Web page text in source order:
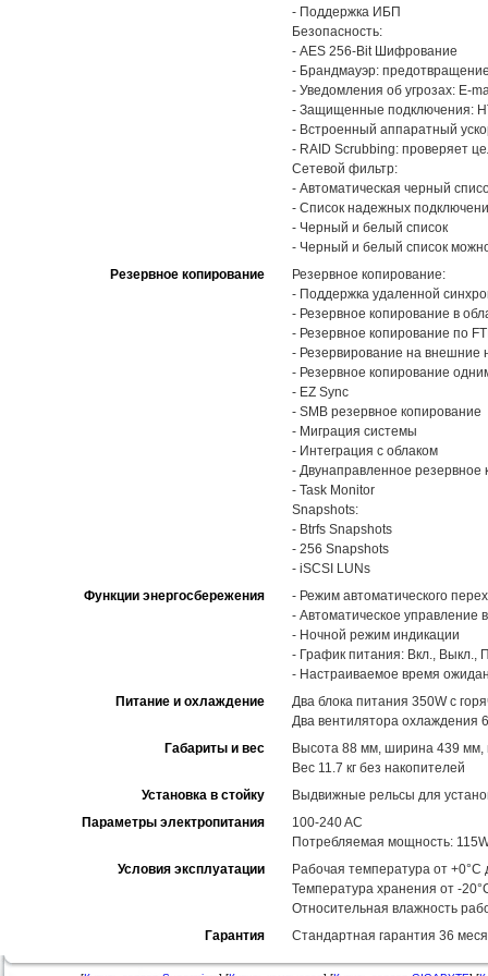
- Поддержка ИБП
Безопасность:
- AES 256-Bit Шифрование
- Брандмауэр:
- Уведомления об угрозах: E-
- Защищенные подключения:
- Встроенный аппаратный
- RAID Scrubbing: проверяет
Сетевой фильтр:
- Автоматическая черный
- Cписок надежных
- Черный и белый список
- Черный и белый список
Резервное копирование
Резервное копирование:
- Поддержка удаленной
- Резервное копирование в
- Резервное копирование по
- Резервирование на внешние
- Резервное копирование
- EZ Sync
- SMB резервное копирование
- Миграция системы
- Интеграция с облаком
- Двунаправленное резервное
- Task Monitor
Snapshots:
- Btrfs Snapshots
- 256 Snapshots
- iSCSI LUNs
Функции энергосбережения
- Режим автоматического
- Автоматическое управление
- Ночной режим индикации
- График питания: Вкл., Выкл.,
- Настраиваемое время
Питание и охлаждение
Два блока питания 350W с
Два вентилятора охлаждения
Габариты и вес
Высота 88 мм, ширина 439 мм,
Вес 11.7 кг без накопителей
Установка в стойку
Выдвижные рельсы для
Параметры электропитания
100-240 AC
Потребляемая мощность:
Условия эксплуатации
Рабочая температура от +0°C
Температура хранения от -
Относительная влажность
Гарантия
Стандартная гарантия 36